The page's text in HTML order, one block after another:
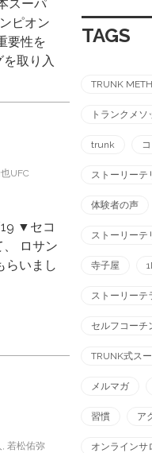
スーパ
ピオン
要性を
取り入
UFC
▼セコ
ロサン
らいまし
, 若松佑弥
TAGS
TRUNK
トランクメソ
trunk
ストーリーテ
体験者の声
ストーリーテ
寺子屋
ストーリーテ
セルフコーチ
TRUNK式ス
メルマガ
習慣 ア
オンラインサ